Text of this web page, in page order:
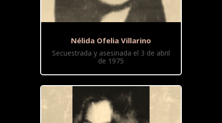
Nélida Ofelia Villarino
Secuestrada y asesinada el 3 de abril
de 1975